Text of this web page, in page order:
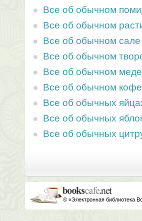
Все об обычном
Все об обычном
Все об обычном сале
Все об обычном
Все об обычном меде
Все об обычном кофе
Все об обычных
Все об обычных
Все об обычных
© «Электронная библиотека